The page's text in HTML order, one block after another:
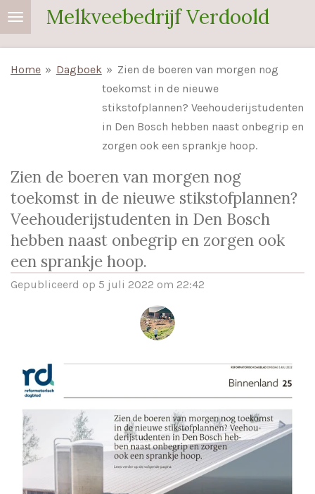
Ga
direct
de
Melkveebedrijf Verdoold
Home » Dagboek » Zien de boeren van morgen nog
toekomst in de nieuwe
stikstofplannen? Veehouderij­studenten
in Den Bosch hebben naast onbegrip en
zorgen ook een sprankje hoop.
Zien de boeren van morgen nog
toekomst in de nieuwe stikstofplannen?
Veehouderij­studenten in Den Bosch
hebben naast onbegrip en zorgen ook
een sprankje hoop.
Gepubliceerd op 5 juli 2022 om 22:42